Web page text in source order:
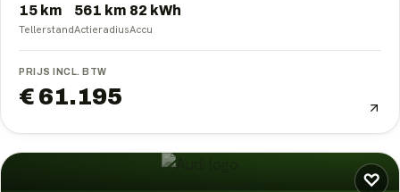
15 km
Tellerstand
561 km
Actieradius
82 kWh
Accu
PRIJS INCL. BTW
€ 61.195
♡